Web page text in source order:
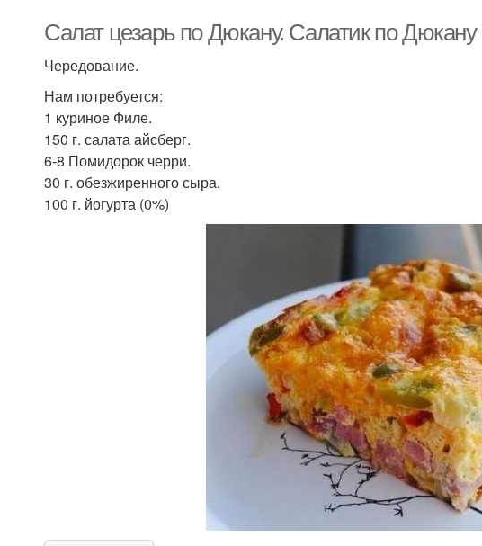
Салат цезарь по Дюкану. Салатик по
Чередование.
Нам потребуется:
1 куриное Филе.
150 г. салата айсберг.
6-8 Помидорок черри.
30 г. обезжиренного сыра.
100 г. йогурта (0%)